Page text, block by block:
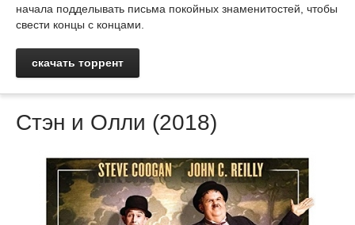
начала подделывать письма покойных знаменитостей, чтобы
свести концы с концами.
скачать торрент
Стэн и Олли (2018)